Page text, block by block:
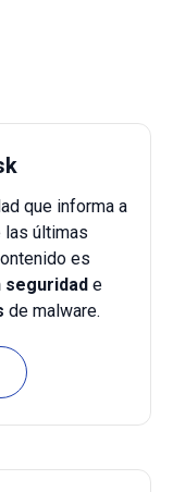
que informa a
las últimas
es
seguridade
de malware.